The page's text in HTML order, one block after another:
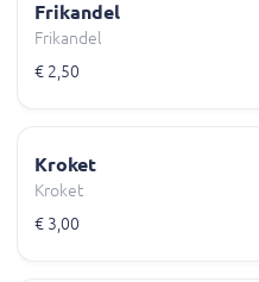
Frikandel
Frikandel
€ 2,50
Kroket
Kroket
€ 3,00